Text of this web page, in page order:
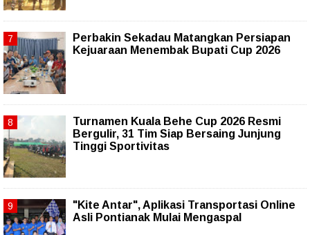
Perbakin Sekadau Matangkan Persiapan
Kejuaraan Menembak Bupati Cup 2026
Turnamen Kuala Behe Cup 2026 Resmi
Bergulir, 31 Tim Siap Bersaing Junjung
Tinggi Sportivitas
"Kite Antar", Aplikasi Transportasi Online
Asli Pontianak Mulai Mengaspal